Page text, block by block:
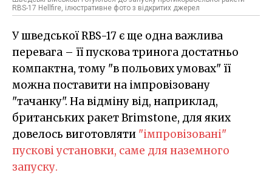
RBS-17 Hellfire, ілюстративне фото з відкритих джерел
У шведської RBS-17 є ще одна важлива
перевага – її пускова тринога достатньо
компактна, тому "в польових умовах" її
можна поставити на імпровізовану
"тачанку". На відміну від, наприклад,
британських ракет Brimstone, для яких
довелось виготовляти "імпровізовані"
пускові установки, саме для наземного
запуску.